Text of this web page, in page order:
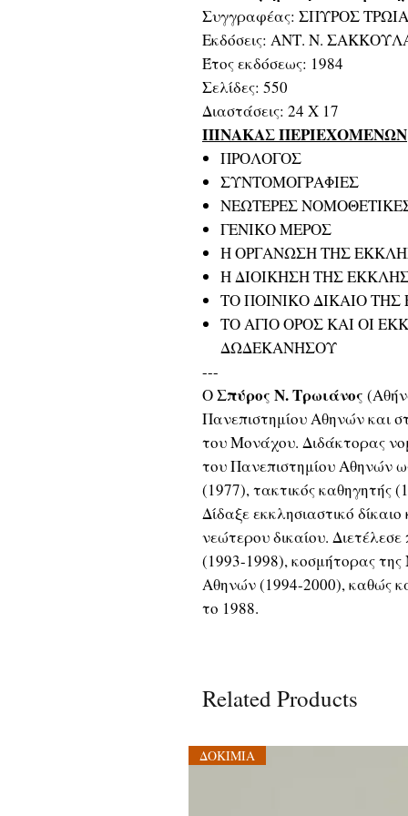
Συγγραφέας: ΣΠΥΡΟΣ
Εκδόσεις: ΑΝΤ. Ν.
Έτος εκδόσεως: 1984
Σελίδες: 550
Διαστάσεις: 24 Χ 17
ΠΙΝΑΚΑΣ ΠΕΡΙΕΧΟΜΕΝΩΝ
ΠΡΟΛΟΓΟΣ
ΣΥΝΤΟΜΟΓΡΑΦΙΕΣ
ΝΕΩΤΕΡΕΣ
ΓΕΝΙΚΟ ΜΕΡΟΣ
Η ΟΡΓΑΝΩΣΗ ΤΗΣ
Η ΔΙΟΙΚΗΣΗ ΤΗΣ
ΤΟ ΠΟΙΝΙΚΟ ΔΙΚΑΙΟ
ΤΟ ΑΓΙΟ ΟΡΟΣ ΚΑΙ ΟΙ
ΔΩΔΕΚΑΝΗΣΟΥ
---
ΟΣπύρος Ν. Τρωιάνος
Πανεπιστημίου Αθηνών και
του Μονάχου. Διδάκτορας
του Πανεπιστημίου Αθηνών
(1977), τακτικός καθηγητής
Δίδαξε εκκλησιαστικό
νεώτερου δικαίου.
(1993-1998), κοσμήτορας της
Αθηνών (1994-2000), καθώς
το 1988.
Related Products
ΔΟΚΙΜΙΑ